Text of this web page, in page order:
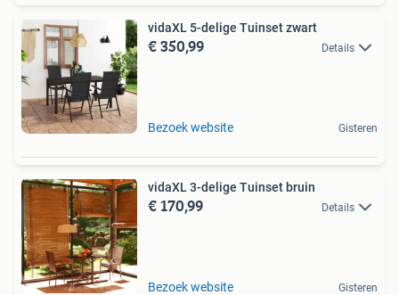
vidaXL 5-delige Tuinset zwart
€ 350,99 Details
Bezoek website Gisteren
vidaXL 3-delige Tuinset bruin
€ 170,99 Details
Bezoek website Gisteren